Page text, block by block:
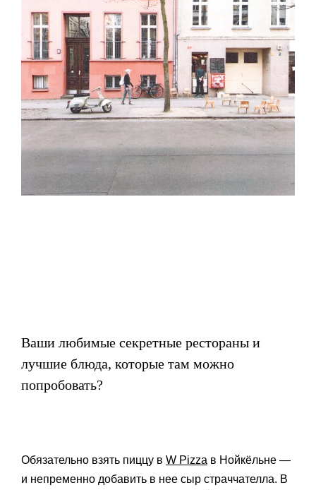
Ваши любимые секретные рестораны и
лучшие блюда, которые там можно
попробовать?
Обязательно взять пиццу в W Pizza в Нойкёльне —
и непременно добавить в нее сыр страччателла. В